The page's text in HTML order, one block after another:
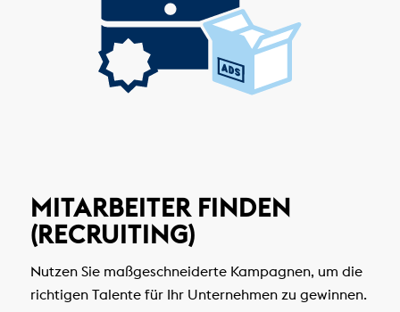
MITARBEITER FINDEN
(RECRUITING)
Nutzen Sie maßgeschneiderte Kampagnen, um die
richtigen Talente für Ihr Unternehmen zu gewinnen.